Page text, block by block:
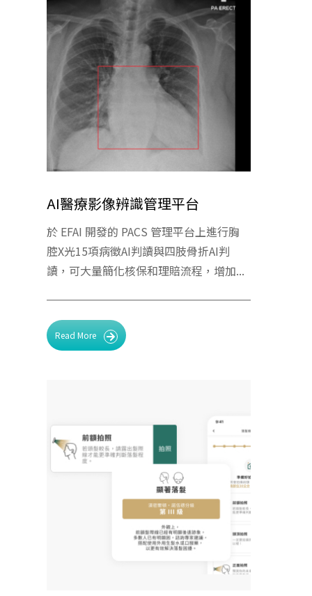
AI醫療影像辨識管理平台
於 EFAI 開發的 PACS 管理平台上進行胸
腔X光15項病徵AI判讀與四肢骨折AI判
讀，可大量簡化核保和理賠流程，增加...
Read More